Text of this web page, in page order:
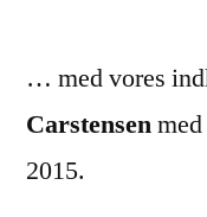
… med vores
Carstensen
2015.